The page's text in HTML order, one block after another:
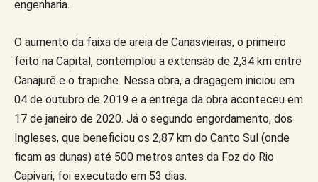
engenharia.
O aumento da faixa de areia de Canasvieiras, o primeiro
feito na Capital, contemplou a extensão de 2,34 km entre
Canajurê e o trapiche. Nessa obra, a dragagem iniciou em
04 de outubro de 2019 e a entrega da obra aconteceu em
17 de janeiro de 2020. Já o segundo engordamento, dos
Ingleses, que beneficiou os 2,87 km do Canto Sul (onde
ficam as dunas) até 500 metros antes da Foz do Rio
Capivari, foi executado em 53 dias.